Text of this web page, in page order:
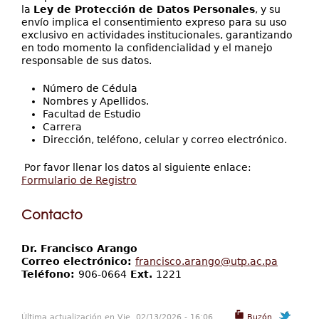
la Ley de Protección de Datos Personales, y su
envío implica el consentimiento expreso para su uso
exclusivo en actividades institucionales, garantizando
en todo momento la confidencialidad y el manejo
responsable de sus datos.
Número de Cédula
Nombres y Apellidos.
Facultad de Estudio
Carrera
Dirección, teléfono, celular y correo electrónico.
Por favor llenar los datos al siguiente enlace:
Formulario de Registro
Contacto
Dr. Francisco Arango
Correo electrónico: francisco.arango@utp.ac.pa
Teléfono: 906-0664 Ext. 1221